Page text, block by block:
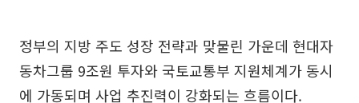
정부의 지방 주도 성장 전략과 맞물린 가운데 현대자
동차그룹 9조원 투자와 국토교통부 지원체계가 동시
에 가동되며 사업 추진력이 강화되는 흐름이다.